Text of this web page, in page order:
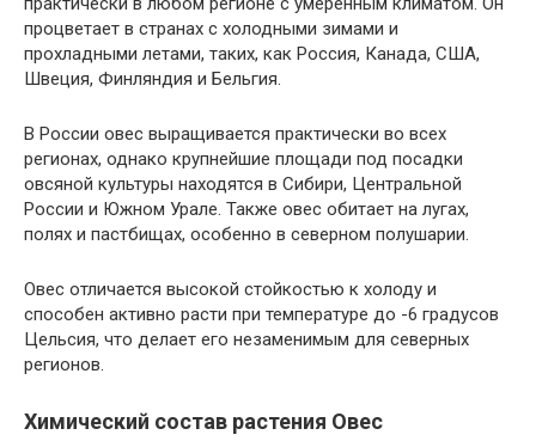
процветает в странах с холодными зимами и
прохладными летами, таких, как Россия, Канада, США,
Швеция, Финляндия и Бельгия.
В России овес выращивается практически во всех
регионах, однако крупнейшие площади под посадки
овсяной культуры находятся в Сибири, Центральной
России и Южном Урале. Также овес обитает на лугах,
полях и пастбищах, особенно в северном полушарии.
Овес отличается высокой стойкостью к холоду и
способен активно расти при температуре до -6 градусов
Цельсия, что делает его незаменимым для северных
регионов.
Химический состав растения Овес